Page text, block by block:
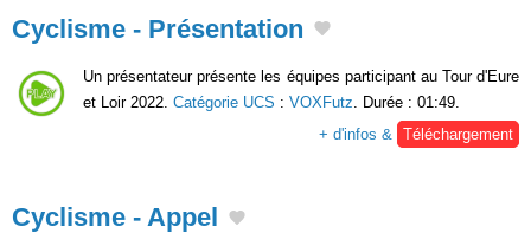
Cyclisme - Présentation
Un présentateur présente les équipes participant au Tour d'Eure
et Loir 2022. Catégorie UCS : VOXFutz. Durée : 01:49.
+ d'infos & Téléchargement
Cyclisme - Appel